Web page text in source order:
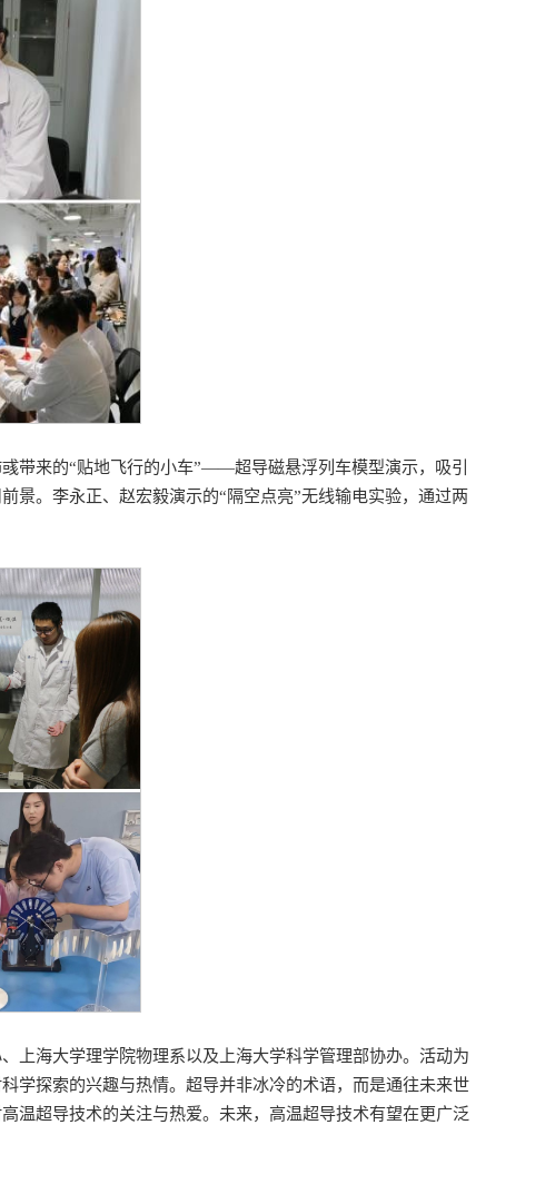
带来的“贴地飞行的小车”——超导磁悬浮列车模型演示，吸引
景。李永正、赵宏毅演示的“隔空点亮”无线输电实验，通过两
上海大学理学院物理系以及上海大学科学管理部协办。活动为
学探索的兴趣与热情。超导并非冰冷的术语，而是通往未来世
温超导技术的关注与热爱。未来，高温超导技术有望在更广泛